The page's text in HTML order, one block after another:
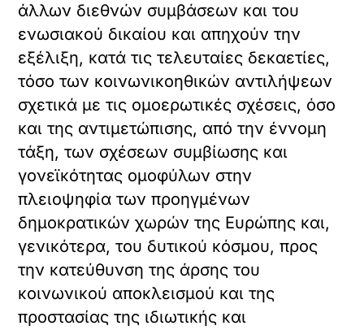
άλλων διεθνών συμβάσεων και του
ενωσιακού δικαίου και απηχούν την
εξέλιξη, κατά τις τελευταίες δεκαετίες,
τόσο των κοινωνικοηθικών αντιλήψεων
σχετικά με τις ομοερωτικές σχέσεις, όσο
και της αντιμετώπισης, από την έννομη
τάξη, των σχέσεων συμβίωσης και
γονεϊκότητας ομοφύλων στην
πλειοψηφία των προηγμένων
δημοκρατικών χωρών της Ευρώπης και,
γενικότερα, του δυτικού κόσμου, προς
την κατεύθυνση της άρσης του
κοινωνικού αποκλεισμού και της
προστασίας της ιδιωτικής και